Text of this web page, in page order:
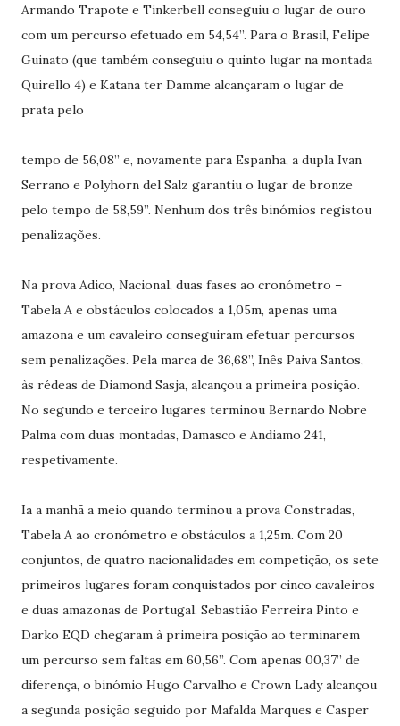
Armando Trapote e Tinkerbell conseguiu o lugar de ouro
com um percurso efetuado em 54,54’’. Para o Brasil, Felipe
Guinato (que também conseguiu o quinto lugar na montada
Quirello 4) e Katana ter Damme alcançaram o lugar de
prata pelo
tempo de 56,08’’ e, novamente para Espanha, a dupla Ivan
Serrano e Polyhorn del Salz garantiu o lugar de bronze
pelo tempo de 58,59’’. Nenhum dos três binómios registou
penalizações.
Na prova Adico, Nacional, duas fases ao cronómetro –
Tabela A e obstáculos colocados a 1,05m, apenas uma
amazona e um cavaleiro conseguiram efetuar percursos
sem penalizações. Pela marca de 36,68’’, Inês Paiva Santos,
às rédeas de Diamond Sasja, alcançou a primeira posição.
No segundo e terceiro lugares terminou Bernardo Nobre
Palma com duas montadas, Damasco e Andiamo 241,
respetivamente.
Ia a manhã a meio quando terminou a prova Constradas,
Tabela A ao cronómetro e obstáculos a 1,25m. Com 20
conjuntos, de quatro nacionalidades em competição, os sete
primeiros lugares foram conquistados por cinco cavaleiros
e duas amazonas de Portugal. Sebastião Ferreira Pinto e
Darko EQD chegaram à primeira posição ao terminarem
um percurso sem faltas em 60,56’’. Com apenas 00,37’’ de
diferença, o binómio Hugo Carvalho e Crown Lady alcançou
a segunda posição seguido por Mafalda Marques e Casper